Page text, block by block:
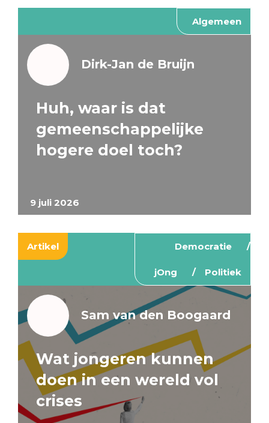
Algemeen
9 juli 2026
Dirk-Jan de Bruijn
Huh, waar is dat
gemeenschappelijke
hogere doel toch?
Artikel Democratie
jOng Politiek
Sam van den Boogaard
Wat jongeren kunnen
doen in een wereld vol
crises